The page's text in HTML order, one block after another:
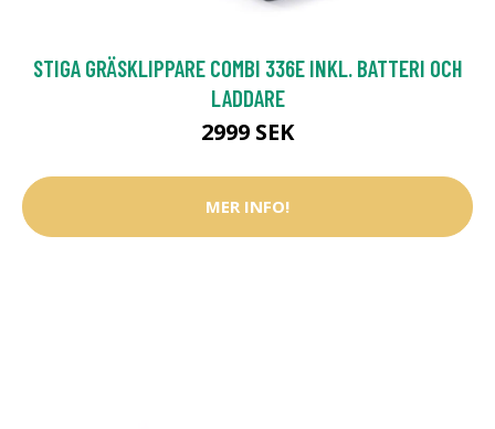
STIGA GRÄSKLIPPARE COMBI 336E INKL. BATTERI OCH
LADDARE
2999 SEK
MER INFO!